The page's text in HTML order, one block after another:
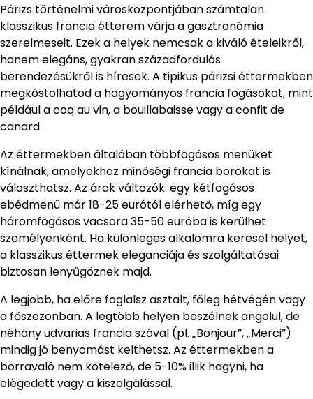
Párizs történelmi városközpontjában számtalan
klasszikus francia étterem várja a gasztronómia
szerelmeseit. Ezek a helyek nemcsak a kiváló ételeikről,
hanem elegáns, gyakran századfordulós
berendezésükről is híresek. A tipikus párizsi éttermekben
megkóstolhatod a hagyományos francia fogásokat, mint
például a coq au vin, a bouillabaisse vagy a confit de
canard.
Az éttermekben általában többfogásos menüket
kínálnak, amelyekhez minőségi francia borokat is
választhatsz. Az árak változók: egy kétfogásos
ebédmenü már 18-25 eurótól elérhető, míg egy
háromfogásos vacsora 35-50 euróba is kerülhet
személyenként. Ha különleges alkalomra keresel helyet,
a klasszikus éttermek eleganciája és szolgáltatásai
biztosan lenyűgöznek majd.
A legjobb, ha előre foglalsz asztalt, főleg hétvégén vagy
a főszezonban. A legtöbb helyen beszélnek angolul, de
néhány udvarias francia szóval (pl. „Bonjour”, „Merci”)
mindig jó benyomást kelthetsz. Az éttermekben a
borravaló nem kötelező, de 5-10% illik hagyni, ha
elégedett vagy a kiszolgálással.